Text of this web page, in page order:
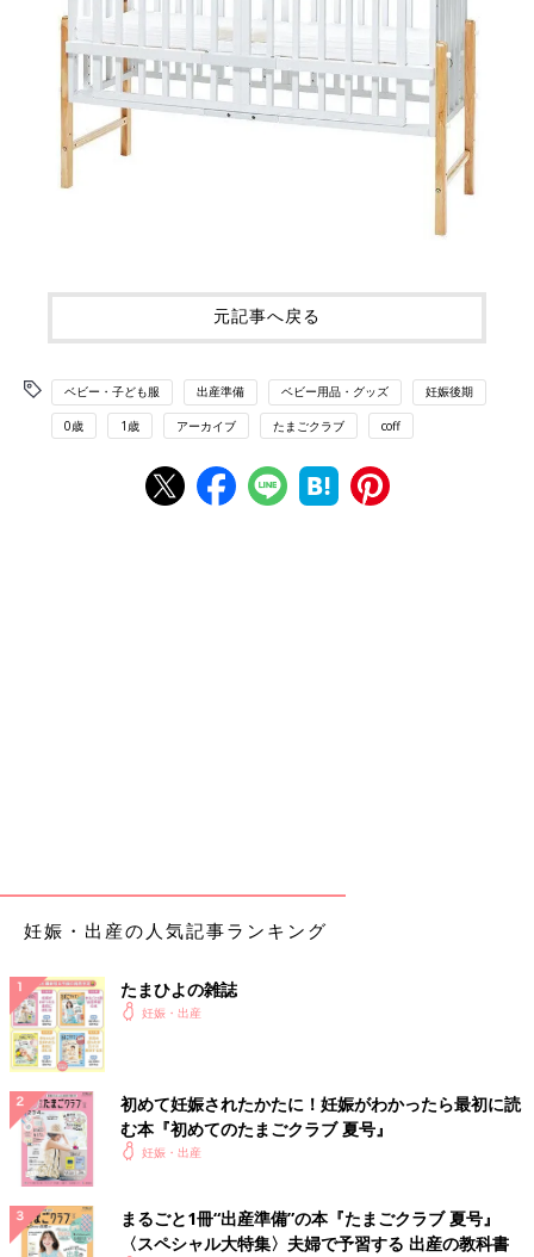
元記事へ戻る
ベビー・子ども服 出産準備 ベビー用品・グッズ 妊娠後期
0歳 1歳 アーカイブ たまごクラブ coff
妊娠・出産の人気記事ランキング
たまひよの雑誌
妊娠・出産
初めて妊娠されたかたに！妊娠がわかったら最初に読
む本『初めてのたまごクラブ 夏号』
妊娠・出産
まるごと1冊“出産準備”の本『たまごクラブ 夏号』
〈スペシャル大特集〉夫婦で予習する 出産の教科書